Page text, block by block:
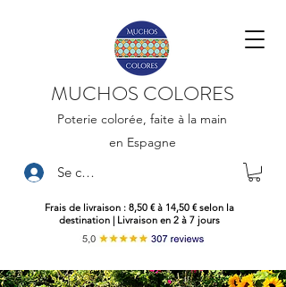
MUCHOS COLORES
Poterie colorée, faite à la main
en Espagne
Frais de livraison : 8,50 € à 14,50 € selon la
destination | Livraison en 2 à 7 jours
Se connecter